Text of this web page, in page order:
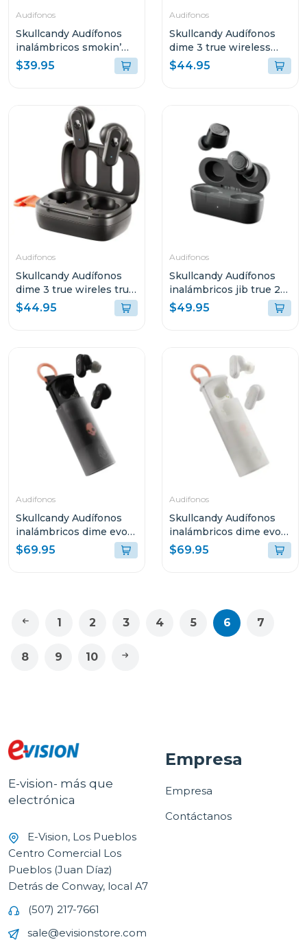
Audifonos
Skullcandy Audífonos
inalámbricos smokin’
buds true black r740
$39.95
Audifonos
Skullcandy Audífonos
dime 3 true wireless
bone orange glow r951
$44.95
Audifonos
Skullcandy Audífonos
dime 3 true wireles true
black r740
$44.95
Audifonos
Skullcandy Audífonos
inalámbricos jib true 2
negro p740
$49.95
Audifonos
Skullcandy Audífonos
inalámbricos dime evo
negro s740
$69.95
Audifonos
Skullcandy Audífonos
inalámbricos dime evo
blanco s951
$69.95
1 2 3 4 5 6 7
8 9 10
E-vision- más que
electrónica
E-Vision, Los Pueblos
Centro Comercial Los
Pueblos (Juan Díaz)
Detrás de Conway, local A7
(507) 217-7661
sale@evisionstore.com
Empresa
Empresa
Contáctanos